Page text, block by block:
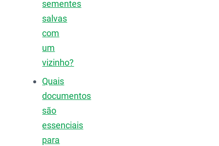
sementes
salvas
com
um
vizinho?
Quais
documentos
são
essenciais
para